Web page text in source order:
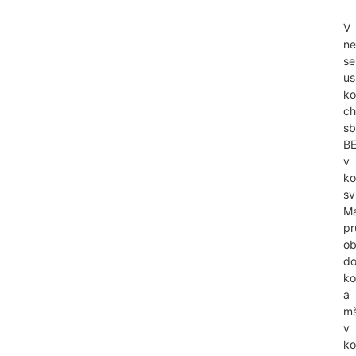
V
se
v
do
a
v